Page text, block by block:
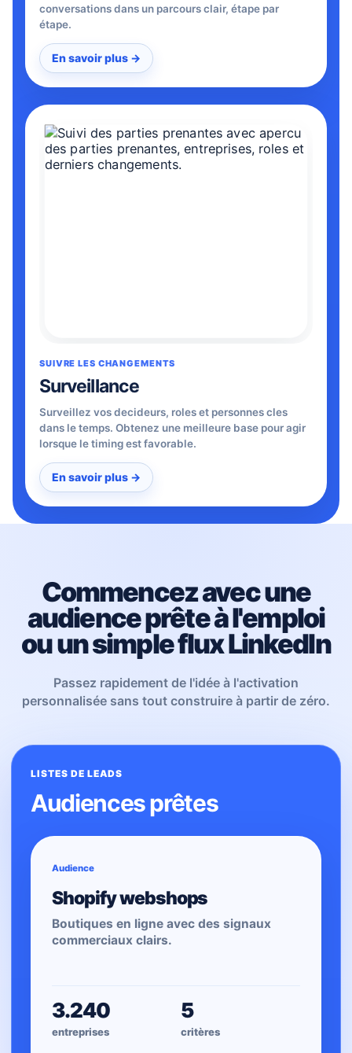
SUIVRE LES CHANGEMENTS
Surveillance
Surveillez vos decideurs, roles et personnes cles
dans le temps. Obtenez une meilleure base pour agir
lorsque le timing est favorable.
En savoir plus →
La surveillance permet d'ajouter facilement un
conversations dans un parcours clair, étape par
étape.
En savoir plus →
Commencez avec une
audience prête à l'emploi
ou un simple flux LinkedIn
Passez rapidement de l'idée à l'activation
personnalisée sans tout construire à partir de zéro.
LISTES DE LEADS
Audiences prêtes
Audience
Shopify webshops
Boutiques en ligne avec des signaux
commerciaux clairs.
3.240
entreprises
5
critères